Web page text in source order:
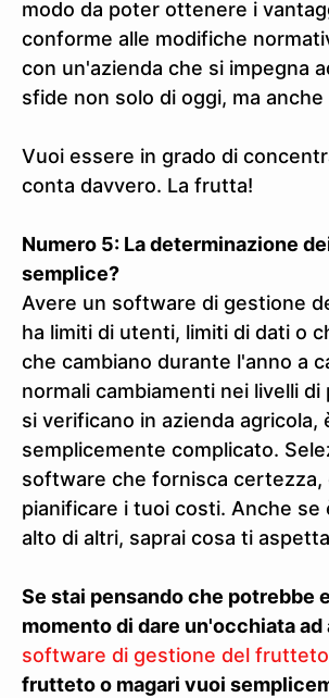
modo da poter ottenere i
conforme alle modifiche
con un'azienda che si impegna
sfide non solo di oggi, ma anche
Vuoi essere in grado di
conta davvero. La frutta!
Numero 5: La determinazione
semplice?
Avere un software di gestione
ha limiti di utenti, limiti di dati o
che cambiano durante l'anno a
normali cambiamenti nei livelli di
si verificano in azienda agricola,
semplicemente complicato.
software che fornisca certezza,
pianificare i tuoi costi. Anche se
alto di altri, saprai cosa ti
Se stai pensando che potrebbe
momento di dare un'occhiata ad
software di gestione del frutteto
frutteto o magari vuoi